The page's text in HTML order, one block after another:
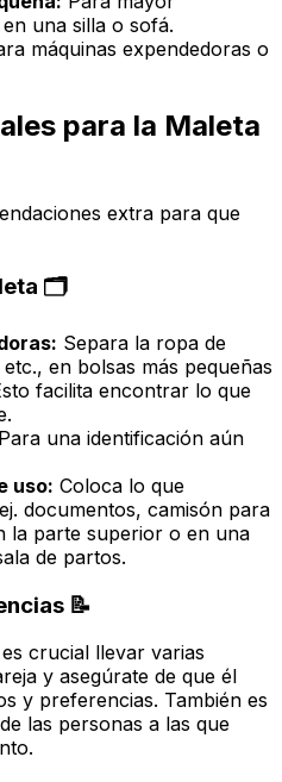
una silla o sofá.
máquinas expendedoras o
para la Maleta
extra para que
🗂️
Separa la ropa de
en bolsas más pequeñas
facilita encontrar lo que
Para una identificación aún
uso: Coloca lo que
documentos, camisón para
la parte superior o en una
de partos.
📝
crucial llevar varias
y asegúrate de que él
y preferencias. También es
las personas a las que